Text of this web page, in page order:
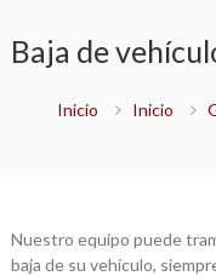
Baja de
Inicio Inicio
Nuestro equipo puede
baja de su vehículo,